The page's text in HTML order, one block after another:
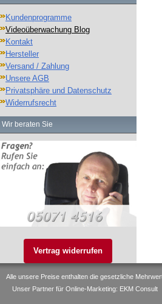
Kundenprogramme
Videoüberwachung Blog
Kontakt
Hersteller
Versand / Zahlung
Unsere AGB
Privatsphäre und Datenschutz
Widerrufsrecht
Wir beraten Sie
Vertrag widerrufen
Alle unsere Preise enthalten die gesetzliche
Unser Partner für Online-Marketing: EKM Consult